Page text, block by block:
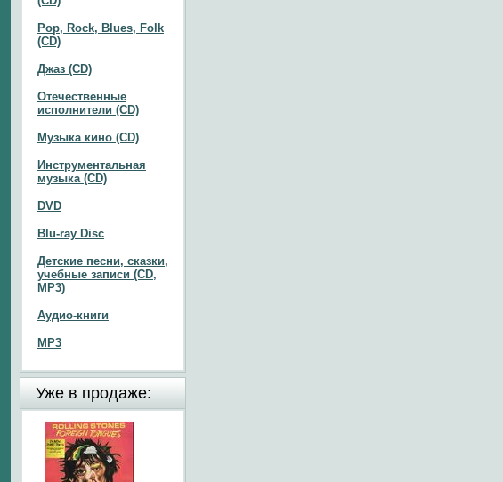
Pop, Rock, Blues, Folk
(CD)
Джаз (CD)
Отечественные
исполнители (CD)
Музыка кино (CD)
Инструментальная
музыка (CD)
DVD
Blu-ray Disc
Детские песни, сказки,
учебные записи (CD,
MP3)
Аудио-книги
MP3
Уже в продаже: